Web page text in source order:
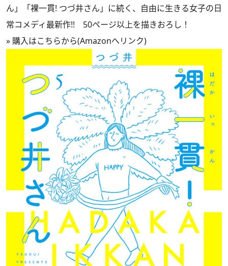
ん」「裸一貫! つづ井さん」に続く、自由に生きる女子の日
常コメディ最新作!! 50ページ以上を描きおろし！
» 購入はこちらから(Amazonへリンク)